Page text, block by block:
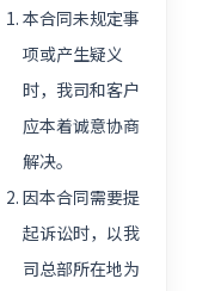
本合同未规定事
项或产生疑义
时，我司和客户
应本着诚意协商
解决。
因本合同需要提
起诉讼时，以我
司总部所在地为